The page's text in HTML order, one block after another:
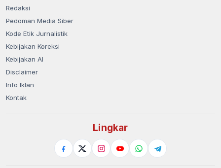
Redaksi
Pedoman Media Siber
Kode Etik Jurnalistik
Kebijakan Koreksi
Kebijakan AI
Disclaimer
Info Iklan
Kontak
Lingkar